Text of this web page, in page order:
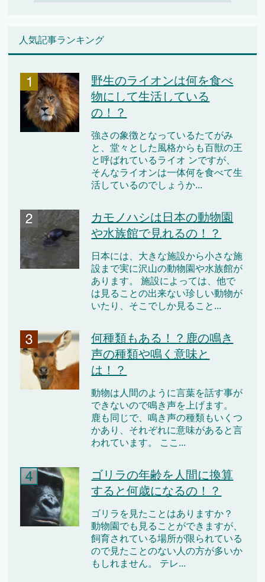
人気記事ランキング
野生のライオンは何を食べ
物にして生活している
の！？
強さの象徴となっているたてがみ
と、堂々とした風格からも百獣の王
と呼ばれているライオ ンですが、
そんなライオンは一体何を食べて生
活しているのでしょうか...
カモノハシは日本の動物園
や水族館で見れるの！？
日本には、大きな施設から小さな施
設まで実に沢山の動物園や水族館が
あります。 施設によっては、他で
は見ることの出来ない珍しい動物が
いたり、そこでしか見ること...
何種類もある！？鹿の鳴き
声の種類や鳴く意味と
は！？
動物は人間のように言葉を話す事が
できないので鳴き声を上げます。
鹿も同じで、鳴き声の種類もいくつ
かあり、それぞれに意味があると言
われています。 ここ...
ゴリラの年齢を人間に換算
すると何歳になるの！？
ゴリラを見たことはありますか？
動物園でも見ることができますが、
飼育されている場所が限られている
ので見たことのない人の方が多いか
もしれません。 テレ...